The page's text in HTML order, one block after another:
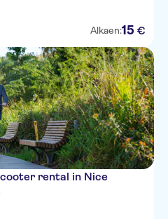
Alkaen:15 €
rental in Nice